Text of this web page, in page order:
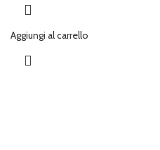
Aggiungi al carrello